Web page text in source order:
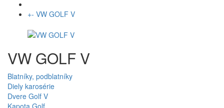
+- VW GOLF V
VW GOLF V
Blatníky, podblatníky
Diely karosérie
Dvere Golf V